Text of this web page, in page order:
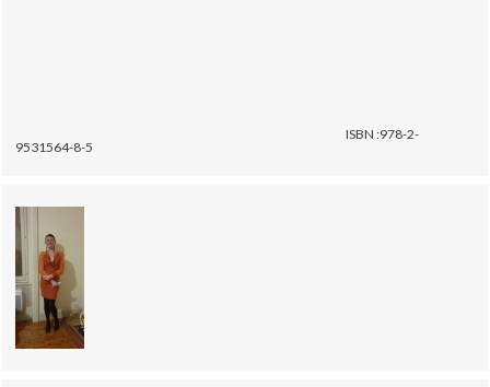
ISBN :978-2-
9531564-8-5